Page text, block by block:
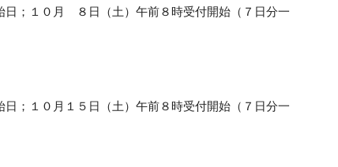
；１０月 ８日（土）午前８時受付開始（７日分一
；１０月１５日（土）午前８時受付開始（７日分一